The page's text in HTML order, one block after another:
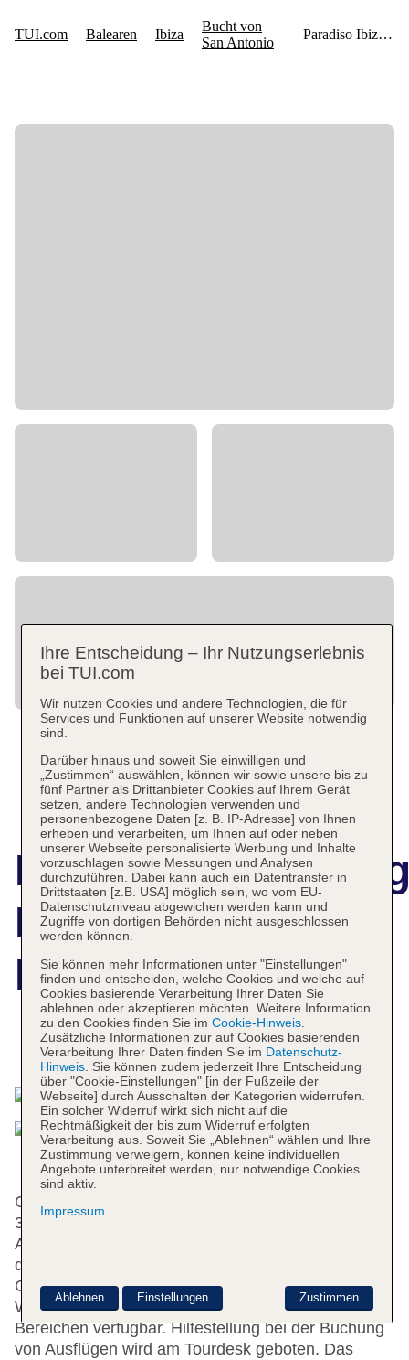
Paradiso Ibiza Art
Hotel
Das bietet Ihre Unterkunft
Gerne heißt das Apartmenthotel die Gäste in einem
3-stöckigen Haus mit einem Aufzug und 39
Apartments willkommen. Die Rezeption ist rund um
die Uhr besetzt. Zur Einrichtung gehören eine
Gepäckaufbewahrung, ein Safe und eine
Wechselstube. WLAN ist in den öffentlichen
Bereichen verfügbar. Hilfestellung bei der Buchung
von Ausflügen wird am Tourdesk geboten. Das
Ihre Entscheidung – Ihr Nutzungserlebnis
bei TUI.com
Wir nutzen Cookies und andere Technologien, die für
Services und Funktionen auf unserer Website notwendig
sind.
Darüber hinaus und soweit Sie einwilligen und
„Zustimmen“ auswählen, können wir sowie unsere bis zu
fünf Partner als Drittanbieter Cookies auf Ihrem Gerät
setzen, andere Technologien verwenden und
personenbezogene Daten [z. B. IP-Adresse] von Ihnen
erheben und verarbeiten, um Ihnen auf oder neben
unserer Webseite personalisierte Werbung und Inhalte
vorzuschlagen sowie Messungen und Analysen
durchzuführen. Dabei kann auch ein Datentransfer in
Drittstaaten [z.B. USA] möglich sein, wo vom EU-
Datenschutzniveau abgewichen werden kann und
Zugriffe von dortigen Behörden nicht ausgeschlossen
werden können.
Sie können mehr Informationen unter "Einstellungen"
finden und entscheiden, welche Cookies und welche auf
Cookies basierende Verarbeitung Ihrer Daten Sie
ablehnen oder akzeptieren möchten. Weitere Information
zu den Cookies finden Sie im Cookie-Hinweis.
Zusätzliche Informationen zur auf Cookies basierenden
Verarbeitung Ihrer Daten finden Sie im Datenschutz-
Hinweis. Sie können zudem jederzeit Ihre Entscheidung
über "Cookie-Einstellungen" [in der Fußzeile der
Webseite] durch Ausschalten der Kategorien widerrufen.
Ein solcher Widerruf wirkt sich nicht auf die
Rechtmäßigkeit der bis zum Widerruf erfolgten
Verarbeitung aus. Soweit Sie „Ablehnen“ wählen und Ihre
Zustimmung verweigern, können keine individuellen
Angebote unterbreitet werden, nur notwendige Cookies
sind aktiv.
Impressum
Zustimmen
Ablehnen Einstellungen